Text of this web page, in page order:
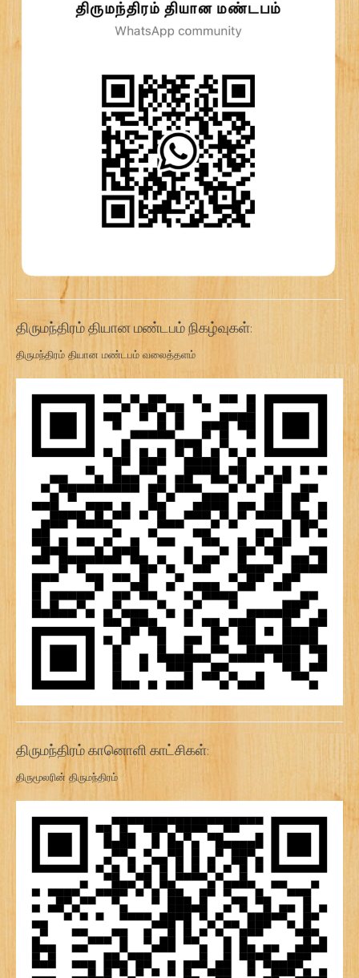
திருமந்திரம் தியான மண்டபம் நிகழ்வுகள்:
திருமந்திரம் தியான மண்டபம் வலைத்தளம்
திருமந்திரம் கானொளி காட்சிகள்:
திருமூலரின் திருமந்திரம்